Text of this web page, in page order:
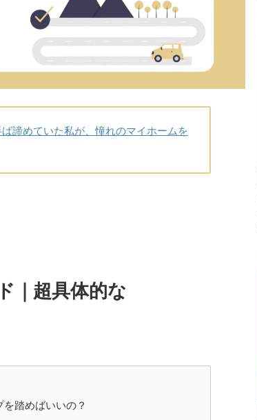
諦めていた私が、憧れのマイホームを
｜超具体的な
踏めばいいの？